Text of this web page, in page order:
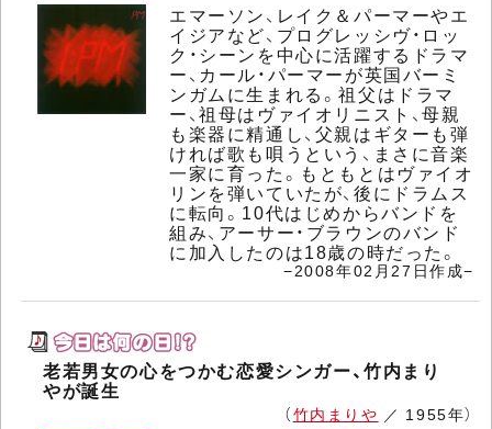
エマーソン、レイク＆パーマーやエ
イジアなど、プログレッシヴ・ロッ
ク・シーンを中心に活躍するドラマ
ー、カール・パーマーが英国バーミ
ンガムに生まれる。祖父はドラマ
ー、祖母はヴァイオリニスト、母親
も楽器に精通し、父親はギターも弾
ければ歌も唄うという、まさに音楽
一家に育った。もともとはヴァイオ
リンを弾いていたが、後にドラムス
に転向。10代はじめからバンドを
組み、アーサー・ブラウンのバンド
に加入したのは18歳の時だった。
−2008年02月27日作成−
老若男女の心をつかむ恋愛シンガー、竹内まり
やが誕生
（竹内まりや ／ 1955年）